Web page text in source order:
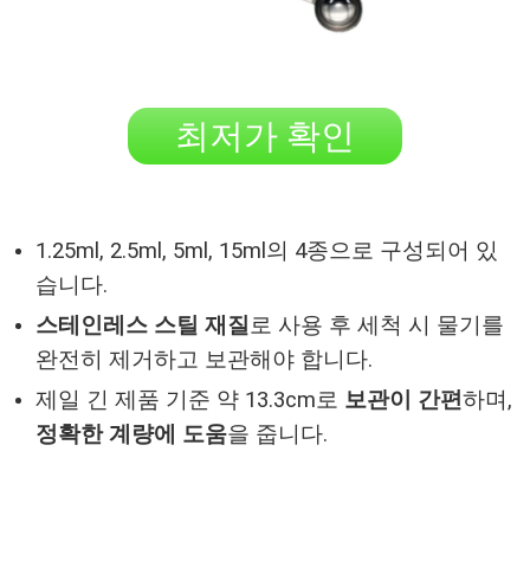
최저가 확인
1.25ml, 2.5ml, 5ml, 15ml의 4종으로 구성되어 있
습니다.
스테인레스 스틸 재질로 사용 후 세척 시 물기를
완전히 제거하고 보관해야 합니다.
제일 긴 제품 기준 약 13.3cm로 보관이 간편하며,
정확한 계량에 도움을 줍니다.